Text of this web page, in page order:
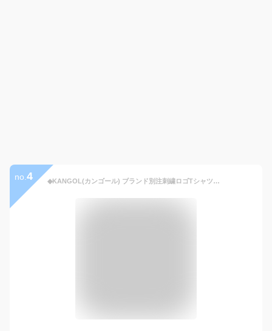
no. 4 ◆KANGOL(カンゴール) ブランド別注刺繍ロゴTシャツ◆Tシャツ クルーネック 夏服 メンズ ブランド 半袖 無地 カットソー 半袖Tシャツ おしゃれ ワンポイント ティーシャツ サーフ系 ペア カップル ペアルック 夏服